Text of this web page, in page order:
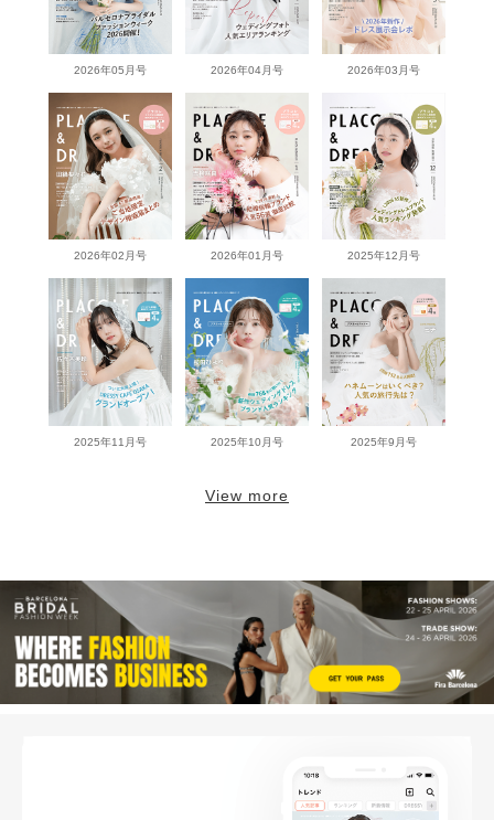
2026年05月号 2026年04月号 2026年03月号
2026年02月号 2026年01月号 2025年12月号
2025年11月号 2025年10月号 2025年9月号
View more